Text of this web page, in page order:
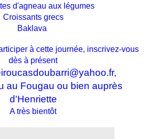
d'agneau aux légumes
Croissants grecs
Baklava
à cette journée, inscrivez-vous
dès à présent
au Fougau ou bien auprès
d'Henriette
A très bientôt